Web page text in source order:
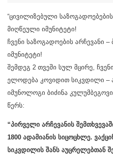
“ცივილიზებული
მიღწეული იმუნიტეტი!
ჩვენი საზოგადოების არჩევანი
იმუნიტეტი!
შემდეგ 2 თვეში სულ მცირე,
ელოდება კოვიდით სიკვდილი –
იმუნოლოგი ბიძინა
წერს:
“პირველი არჩევანის
1800 ადამიანის სიცოცხლე.
სიკვდილის შანს აუცრელებთან